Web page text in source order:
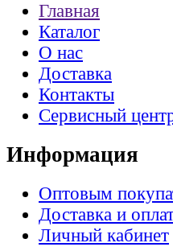
Главная
Каталог
О нас
Доставка
Контакты
Сервисный
Информация
Оптовым
Доставка и
Личный кабинет